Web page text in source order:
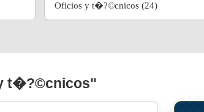
Oficios y t�?©cnicos (24)
t�?©cnicos"